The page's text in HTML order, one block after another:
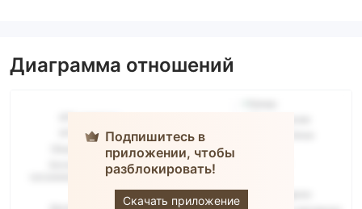
Диаграмма отношений
Подпишитесь в
приложении, чтобы
разблокировать!
Скачать приложение
ATC
BROKERS